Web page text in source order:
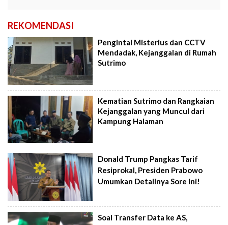
REKOMENDASI
Pengintai Misterius dan CCTV
Mendadak, Kejanggalan di Rumah
Sutrimo
Kematian Sutrimo dan Rangkaian
Kejanggalan yang Muncul dari
Kampung Halaman
Donald Trump Pangkas Tarif
Resiprokal, Presiden Prabowo
Umumkan Detailnya Sore Ini!
Soal Transfer Data ke AS,